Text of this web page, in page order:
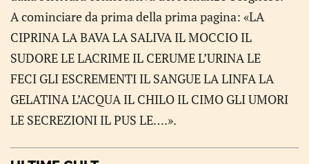
A cominciare da prima della prima pagina: «LA
CIPRINA LA BAVA LA SALIVA IL MOCCIO IL
SUDORE LE LACRIME IL CERUME L’URINA LE
FECI GLI ESCREMENTI IL SANGUE LA LINFA LA
GELATINA L’ACQUA IL CHILO IL CIMO GLI UMORI
LE SECREZIONI IL PUS LE….».